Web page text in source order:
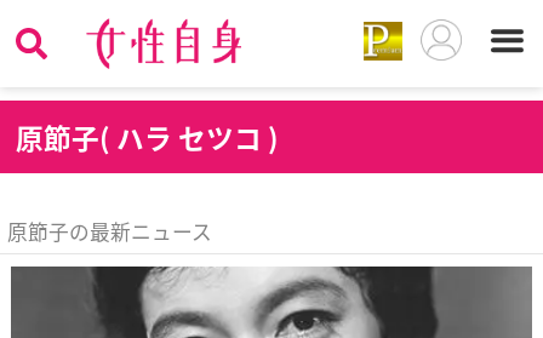
原節子( ハラ セツコ )
原節子の最新ニュース